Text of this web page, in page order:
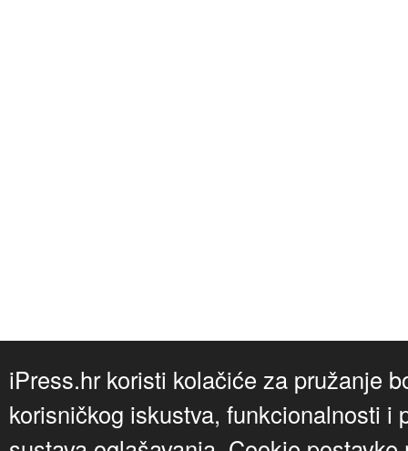
iPress.hr koristi kolačiće za pružanje
korisničkog iskustva, funkcionalnosti i